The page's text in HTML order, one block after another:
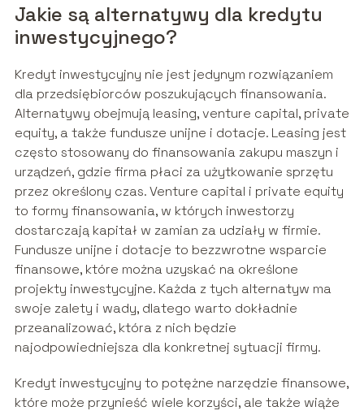
Jakie są alternatywy dla kredytu
inwestycyjnego?
Kredyt inwestycyjny nie jest jedynym rozwiązaniem
dla przedsiębiorców poszukujących finansowania.
Alternatywy obejmują leasing, venture capital, private
equity, a także fundusze unijne i dotacje. Leasing jest
często stosowany do finansowania zakupu maszyn i
urządzeń, gdzie firma płaci za użytkowanie sprzętu
przez określony czas. Venture capital i private equity
to formy finansowania, w których inwestorzy
dostarczają kapitał w zamian za udziały w firmie.
Fundusze unijne i dotacje to bezzwrotne wsparcie
finansowe, które można uzyskać na określone
projekty inwestycyjne. Każda z tych alternatyw ma
swoje zalety i wady, dlatego warto dokładnie
przeanalizować, która z nich będzie
najodpowiedniejsza dla konkretnej sytuacji firmy.
Kredyt inwestycyjny to potężne narzędzie finansowe,
które może przynieść wiele korzyści, ale także wiąże